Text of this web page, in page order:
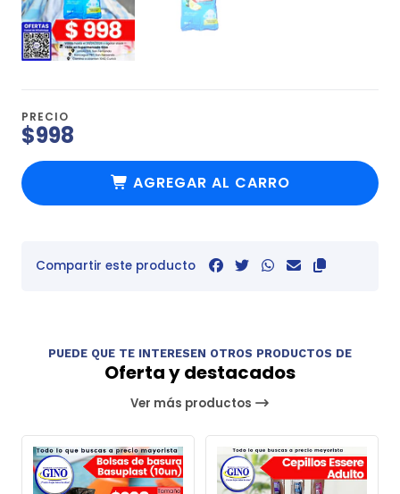
PRECIO
$998
AGREGAR AL CARRO
Compartir este producto
PUEDE QUE TE INTERESEN OTROS PRODUCTOS DE
Oferta y destacados
Ver más productos